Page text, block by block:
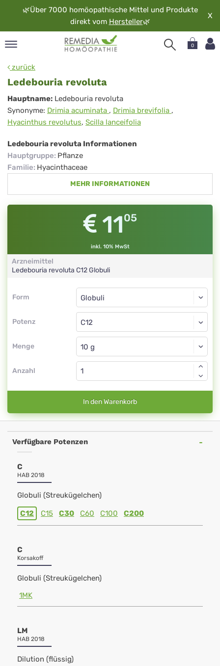
🌿Über 7000 homöopathische Mittel und Produkte
direkt vom Hersteller🌿
X
0
zurück
Ledebouria revoluta
Ledebouria
revoluta
Hauptname: Ledebouria revoluta
Synonyme: Drimia acuminata , Drimia brevifolia ,
Hyacinthus revolutus, Scilla lanceifolia
Ledebouria revoluta Informationen
Hauptgruppe: Pflanze
Familie: Hyacinthaceae
MEHR INFORMATIONEN
1105
inkl. 10% MwSt
Arzneimittel
Ledebouria revoluta C12Globuli
Form
Form
Potenz
Globuli
C12
Menge
Globuli
Anzahl
In den Warenkorb
Verfügbare Potenzen
C
HAB 2018
Globuli (Streukügelchen)
C12 C15 C30 C60 C100 C200
C
Korsakoff
Globuli (Streukügelchen)
1MK
LM
HAB 2018
Dilution (flüssig)